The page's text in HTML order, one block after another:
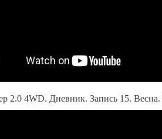
2.0 4WD. Дневник. Запись 15.